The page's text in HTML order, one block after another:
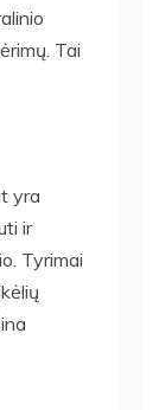
Tai
yra
ir
Tyrimai